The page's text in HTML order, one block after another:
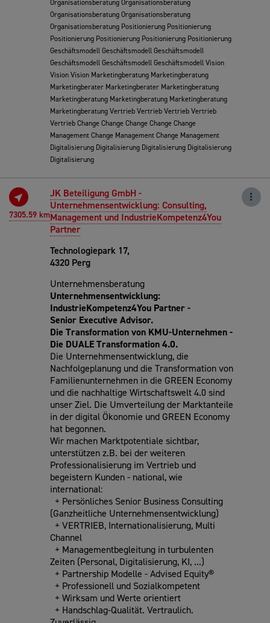
Organisationsberatung Organisationsberatung
Organisationsberatung Organisationsberatung
Organisationsberatung Positionierung Positionierung
Positionierung Positionierung Positionierung Positionierung
Geschäftsmodell Geschäftsmodell Geschäftsmodell
Geschäftsmodell Geschäftsmodell Geschäftsmodell Vision
Vision Vision Marketingberatung Marketingberatung
Marketingberater Marketingberater Marketingberatung
Marketingberatung Marketingberatung Marketingberatung
Marketingberatung Vertrieb Vertrieb Vertrieb Vertrieb
Vertrieb Change Change Change Change Change
Management Change Management Change Management
Digitalisierung Digitalisierung Digitalisierung Digitalisierung
Digitalisierung
7305.59 km
JK Beteiligung GmbH -
Unternehmensentwicklung: Consulting,
Management und IndustrieKompetenz4You
Partner
Technologiepark 17,
4320 Perg
Unternehmensberatung
Unternehmensentwicklung:
IndustrieKompetenz4You Partner -
Senior Executive Advisor.
Die Transformation von KMU-Unternehmen -
Die DUALE Transformation 4.0.
Die Unternehmensentwicklung, die
Nachfolgeplanung und die Transformation von
Familienunternehmen in die GREEN Economy
und die nachhaltige Wirtschaftswelt 4.0 sind
unser Ziel. Die Umverteilung der Marktanteile
in der digital Ökonomie und GREEN Economy
hat begonnen.
Wir machen Marktpotentiale sichtbar,
unterstützen z.B. bei der weiteren
Professionalisierung im Vertrieb und
begeistern Kunden - national, wie
international:
+ Persönliches Senior Business Consulting
(Ganzheitliche Unternehmensentwicklung)
+ VERTRIEB, Internationalisierung, Multi
Channel
+ Managementbegleitung in turbulenten
Zeiten (Personal, Digitalisierung, KI, ...)
+ Partnership Modelle - Advised Equity®
+ Professionell und Sozialkompetent
+ Wirksam und Werte orientiert
+ Handschlag-Qualität. Vertraulich.